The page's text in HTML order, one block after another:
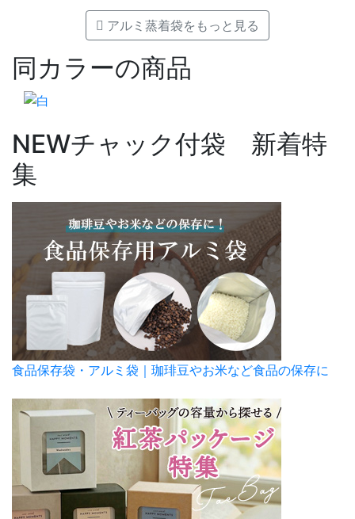
アルミ蒸着袋をもっと見る
同カラーの商品
NEWチャック付袋 新着特
集
食品保存袋・アルミ袋｜珈琲豆やお米など食品の保存に